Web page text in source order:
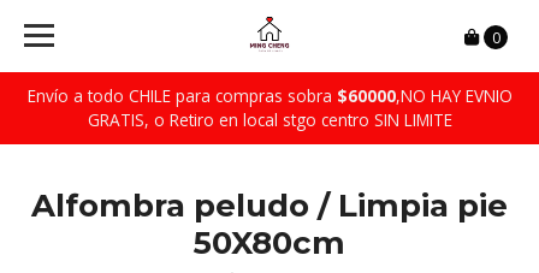
Envío a todo CHILE para compras sobra $60000,NO HAY EVNIO
GRATIS, o Retiro en local stgo centro SIN LIMITE
0
Alfombra peludo / Limpia pie
50X80cm